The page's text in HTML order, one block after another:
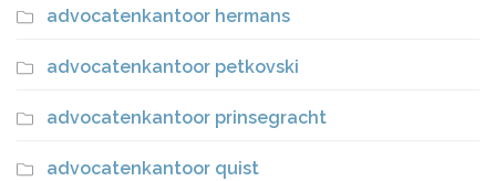
advocatenkantoor hermans
advocatenkantoor petkovski
advocatenkantoor prinsegracht
advocatenkantoor quist